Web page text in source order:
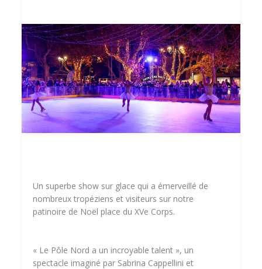
Un superbe show sur glace qui a émerveillé de
nombreux tropéziens et visiteurs sur notre
patinoire de Noël place du XVe Corps.
« Le Pôle Nord a un incroyable talent », un
spectacle imaginé par Sabrina Cappellini et